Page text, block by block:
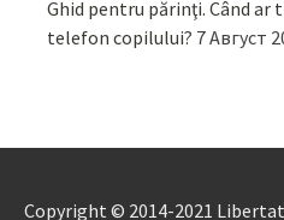
Ghid pentru părinţi. Când ar
telefon copilului? 7 Август
Copyright © 2014-2021